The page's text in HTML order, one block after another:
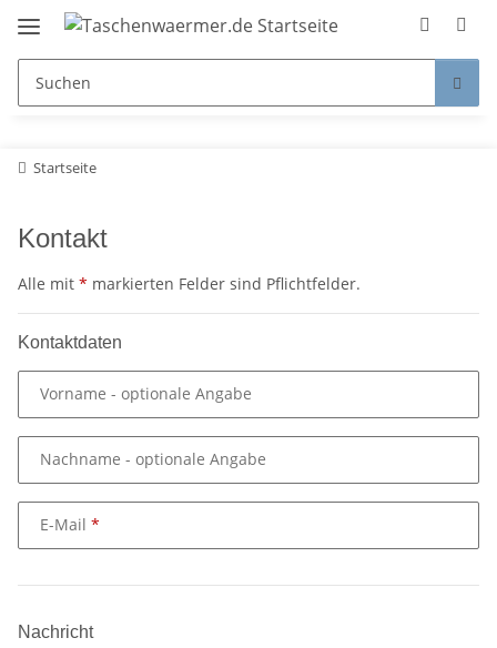
Startseite
Kontakt
Alle mit * markierten Felder sind Pflichtfelder.
Kontaktdaten
Vorname - optionale Angabe
Nachname - optionale Angabe
E-Mail
Nachricht